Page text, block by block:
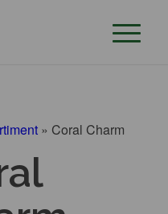
» Coral Charm